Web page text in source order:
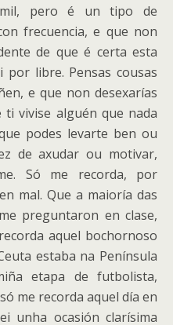
pero é un tipo de
frecuencia, e que non
de que é certa esta
libre. Pensas cousas
e que non desexarías
vivise alguén que nada
podes levarte ben ou
de axudar ou motivar,
Só me recorda, por
mal. Que a maioría das
preguntaron en clase,
aquel bochornoso
estaba na Península
etapa de futbolista,
me recorda aquel día en
unha ocasión clarísima